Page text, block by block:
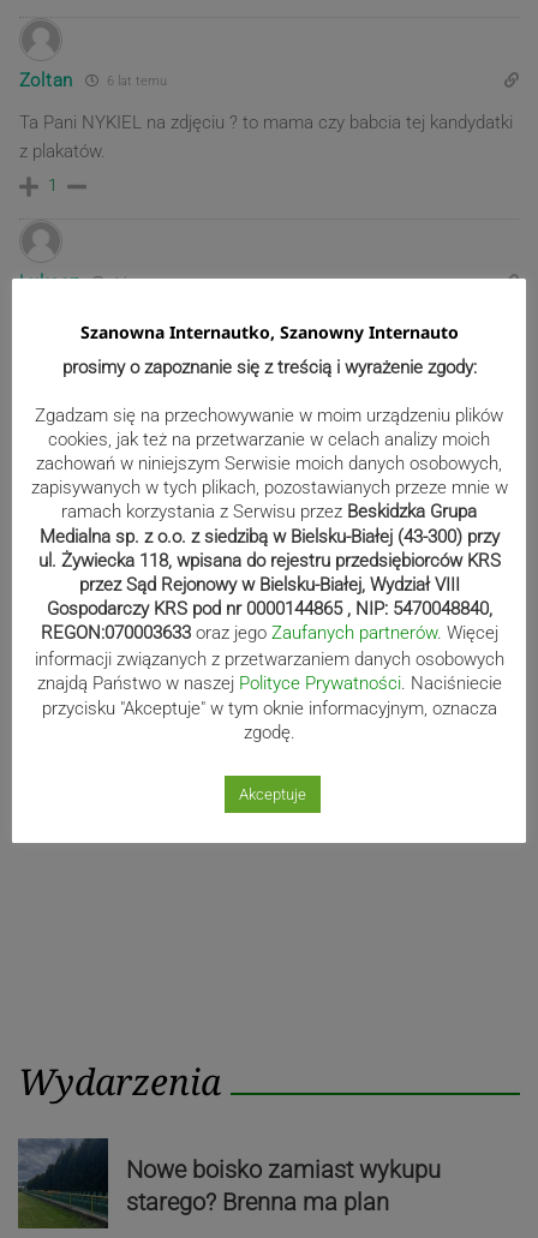
Zoltan 6 lat temu
Ta Pani NYKIEL na zdjęciu ? to mama czy babcia tej kandydatki
z plakatów.
1
Łukasz 6 lat temu
Pani Nykiel jakaś taka nie podobna do siebie na tym zdjęciu…
Hermenegilda 6 lat temu
Reply toŁukasz
Może dlatego, że niepodobna do siebie, wygrała przed sądem.
Ta sama Nykiel podobna na innym zdjęciu do siebie.
0
Wydarzenia
Nowe boisko zamiast wykupu
starego? Brenna ma plan
Szanowna Internautko, Szanowny Internauto
prosimy o zapoznanie się z treścią i wyrażenie zgody:
Zgadzam się na przechowywanie w moim urządzeniu plików
cookies, jak też na przetwarzanie w celach analizy moich
zachowań w niniejszym Serwisie moich danych osobowych,
zapisywanych w tych plikach, pozostawianych przeze mnie w
ramach korzystania z Serwisu przez Beskidzka Grupa
Medialna sp. z o.o. z siedzibą w Bielsku-Białej (43-300) przy
ul. Żywiecka 118, wpisana do rejestru przedsiębiorców KRS
przez Sąd Rejonowy w Bielsku-Białej, Wydział VIII
Gospodarczy KRS pod nr 0000144865 , NIP: 5470048840,
REGON:070003633 oraz jego Zaufanych partnerów. Więcej
informacji związanych z przetwarzaniem danych osobowych
znajdą Państwo w naszej Polityce Prywatności. Naciśniecie
przycisku "Akceptuje" w tym oknie informacyjnym, oznacza
zgodę.
Akceptuje